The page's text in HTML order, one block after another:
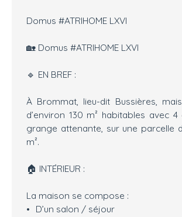
Domus #ATRIHOME LXVI
🏡 Domus #ATRIHOME LXVI
🔹 EN BREF :
À Brommat, lieu-dit Bussières,
d’environ 130 m² habitables avec
grange attenante, sur une parcelle
m².
🏠 INTÉRIEUR :
La maison se compose :
D’un salon / séjour